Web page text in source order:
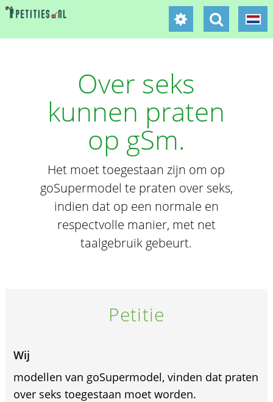
Over seks
kunnen praten
op gSm.
Het moet toegestaan zijn om op
goSupermodel te praten over seks,
indien dat op een normale en
respectvolle manier, met net
taalgebruik gebeurt.
Petitie
Wij
modellen van goSupermodel, vinden dat praten
over seks toegestaan moet worden.